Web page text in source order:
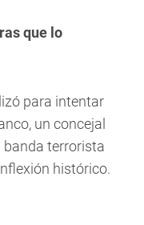
que lo
para intentar
un concejal
terrorista
histórico.